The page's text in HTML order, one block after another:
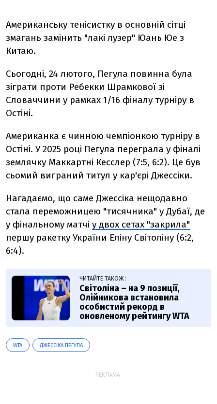
Американську тенісистку в основній сітці
змагань замінить "лакі лузер" Юань Юе з
Китаю.
Сьогодні, 24 лютого, Пегула повинна була
зіграти проти Ребекки Шрамкової зі
Словаччини у рамках 1/16 фіналу турніру в
Остіні.
Американка є чинною чемпіонкою турніру в
Остіні. У 2025 році Пегула переграла у фіналі
землячку Маккартні Кесслер (7:5, 6:2). Це був
сьомий виграний титул у кар'єрі Джессіки.
Нагадаємо, що саме Джессіка нещодавно
стала переможницею "тисячника" у Дубаї, де
у фінальному матчі у двох сетах "закрила"
першу ракетку України Еліну Світоліну (6:2,
6:4).
ЧИТАЙТЕ ТАКОЖ :
Світоліна – на 9 позиції,
Олійникова встановила
особистий рекорд в
оновленому рейтингу WTA
WTA ДЖЕССІКА ПЕГУЛА
РЕКЛАМА: